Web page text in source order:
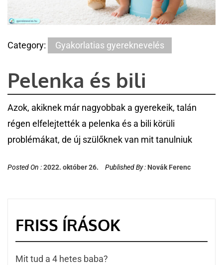
Category: Gyakorlatias gyereknevelés
Pelenka és bili
Azok, akiknek már nagyobbak a gyerekeik, talán
régen elfelejtették a pelenka és a bili körüli
problémákat, de új szülőknek van mit tanulniuk
Posted On :2022. október 26. Published By : Novák Ferenc
FRISS ÍRÁSOK
Mit tud a 4 hetes baba?